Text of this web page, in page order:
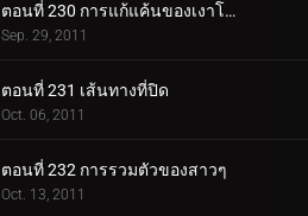
ตอนที่ 230 การแก้แค้นของเงาโคลน
Sep. 29, 2011
ตอนที่ 231 เส้นทางที่ปิด
Oct. 06, 2011
ตอนที่ 232 การรวมตัวของสาวๆ
Oct. 13, 2011